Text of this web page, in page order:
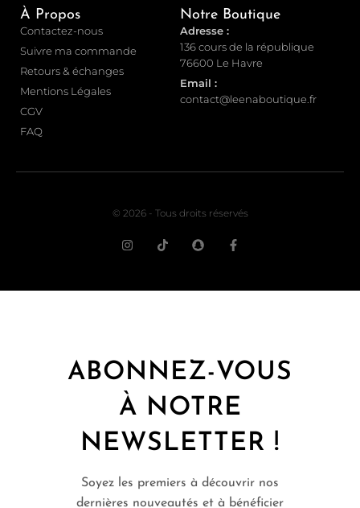
À Propos
Contactez-nous
Suivre ma commande
Retours & échanges
Mentions Légales
CGV
FAQ
Notre Boutique
Adresse :
136 cours de la république
76600 Le Havre
Email :
contact@leenaboutique.fr
© 2026 - Tous droits réservés
ABONNEZ-VOUS
À NOTRE
NEWSLETTER !
Soyez les premiers à découvrir nos
dernières nouveautés et à bénéficier